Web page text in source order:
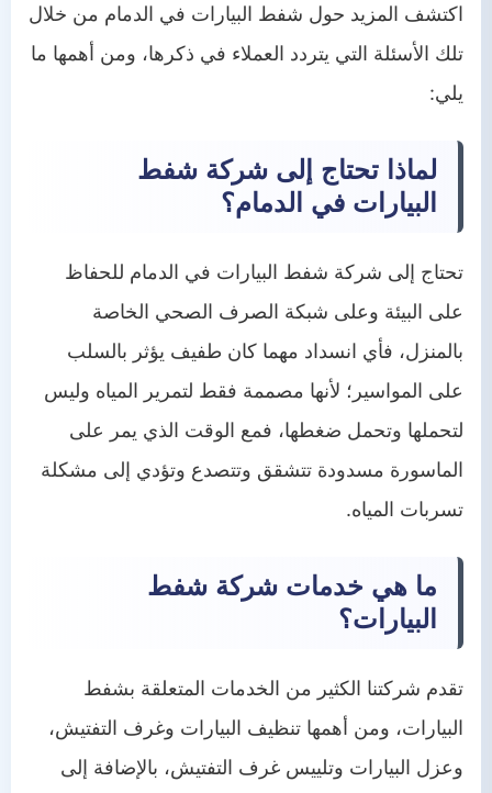
اكتشف المزيد حول شفط البيارات في الدمام من خلال
تلك الأسئلة التي يتردد العملاء في ذكرها، ومن أهمها ما
يلي:
لماذا تحتاج إلى شركة شفط
البيارات في الدمام؟
تحتاج إلى شركة شفط البيارات في الدمام للحفاظ
على البيئة وعلى شبكة الصرف الصحي الخاصة
بالمنزل، فأي انسداد مهما كان طفيف يؤثر بالسلب
على المواسير؛ لأنها مصممة فقط لتمرير المياه وليس
لتحملها وتحمل ضغطها، فمع الوقت الذي يمر على
الماسورة مسدودة تتشقق وتتصدع وتؤدي إلى مشكلة
تسربات المياه.
ما هي خدمات شركة شفط
البيارات؟
تقدم شركتنا الكثير من الخدمات المتعلقة بشفط
البيارات، ومن أهمها تنظيف البيارات وغرف التفتيش،
وعزل البيارات وتلييس غرف التفتيش، بالإضافة إلى